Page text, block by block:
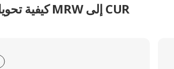
كيفية تحويل MRW إلى CUR